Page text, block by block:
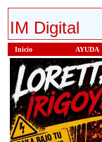
IM Digital
Inicio AYUDA